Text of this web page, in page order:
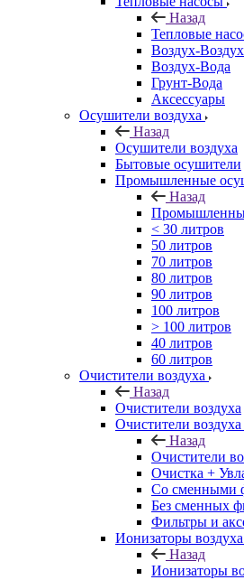
Назад
Тепловые
Воздух-Воздух
Воздух-Вода
Грунт-Вода
Аксессуары
Осушители воздуха
Назад
Осушители воздуха
Бытовые осушители
Промышленные
Назад
< 30 литров
50 литров
70 литров
80 литров
90 литров
100 литров
> 100 литров
40 литров
60 литров
Очистители воздуха
Назад
Очистители воздуха
Очистители воздуха
Назад
Очистители
Очистка +
Cо сменными
Без сменных
Фильтры и
Ионизаторы воздуха
Назад
Ионизаторы